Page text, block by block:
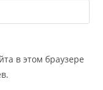
в этом браузере